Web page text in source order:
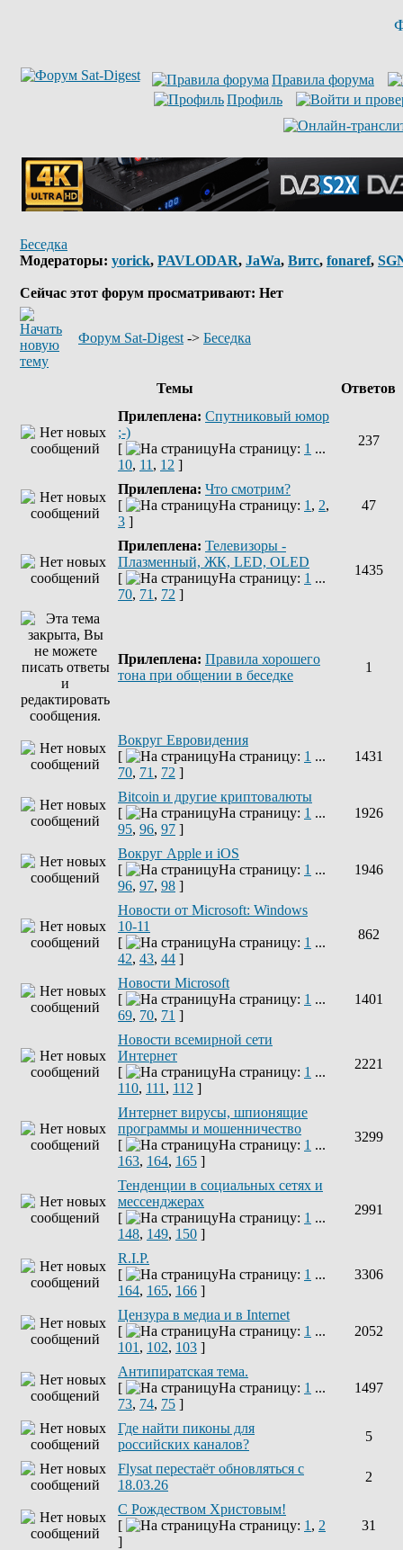
Правила форума
Профиль
Беседка
Модераторы: yorick, PAVLODAR, JaWa, Витс, fonaref,
Сейчас этот форум просматривают: Нет
Форум Sat-Digest -> Беседка
Темы
Ответов
Прилеплена: Спутниковый юмор
;-)
[
На страницу: 1 ...
10, 11 , 12 ]
237
Прилеплена: Что смотрим?
[
На страницу: 1 , 2,
3 ]
47
Прилеплена: Телевизоры -
Плазменный, ЖК, LED, OLED
[
На страницу: 1 ...
70, 71 , 72 ]
1435
Прилеплена: Правила хорошего
тона при общении в беседке
1
Вокруг Евровидения
[
На страницу: 1 ...
70, 71 , 72 ]
1431
Bitcoin и другие криптовалюты
[
На страницу: 1 ...
95, 96, 97 ]
1926
Вокруг Apple и iOS
[
На страницу: 1 ...
96, 97, 98 ]
1946
Новости от Microsoft: Windows
10-11
[
На страницу: 1 ...
42, 43, 44 ]
862
Новости Microsoft
[
На страницу: 1 ...
69, 70, 71 ]
1401
Новости всемирной сети
Интернет
[
На страницу: 1 ...
110, 111 , 112 ]
2221
Интернет вирусы, шпионящие
программы и мошенничество
[
На страницу: 1 ...
163, 164, 165 ]
3299
Тенденции в социальных сетях и
мессенджерах
[
На страницу: 1 ...
148, 149, 150 ]
2991
R.I.P.
[
На страницу: 1 ...
164, 165, 166 ]
3306
Цензура в медиа и в Internet
[
На страницу: 1 ...
101 , 102, 103 ]
2052
Антипиратская тема.
[
На страницу: 1 ...
73, 74, 75 ]
1497
Где найти пиконы для
российских каналов?
5
Flysat перестаёт обновляться с
18.03.26
2
С Рождеством Христовым!
[
На страницу: 1 , 2
]
31